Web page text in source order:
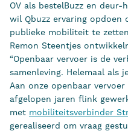
OV als bestelBuzz en
wil Qbuzz ervaring opdoen
publieke mobiliteit te
Remon Steentjes
“Openbaar vervoer is de
samenleving. Helemaal als
Aan onze openbaar
afgelopen jaren flink
met mobiliteitsverbinder
gerealiseerd om vraag